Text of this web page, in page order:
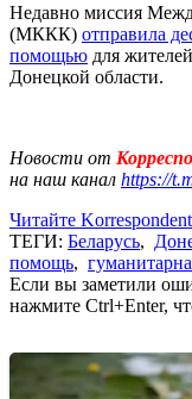
Недавно миссия
(МККК) отправила
помощью для
Донецкой области.
Новости от
на наш канал https://
Читайте
ТЕГИ: Беларусь,
помощь,
Если вы заметили
нажмите Ctrl+Enter,